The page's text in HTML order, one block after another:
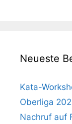
Neueste
Kata-
Oberliga
Nachruf auf